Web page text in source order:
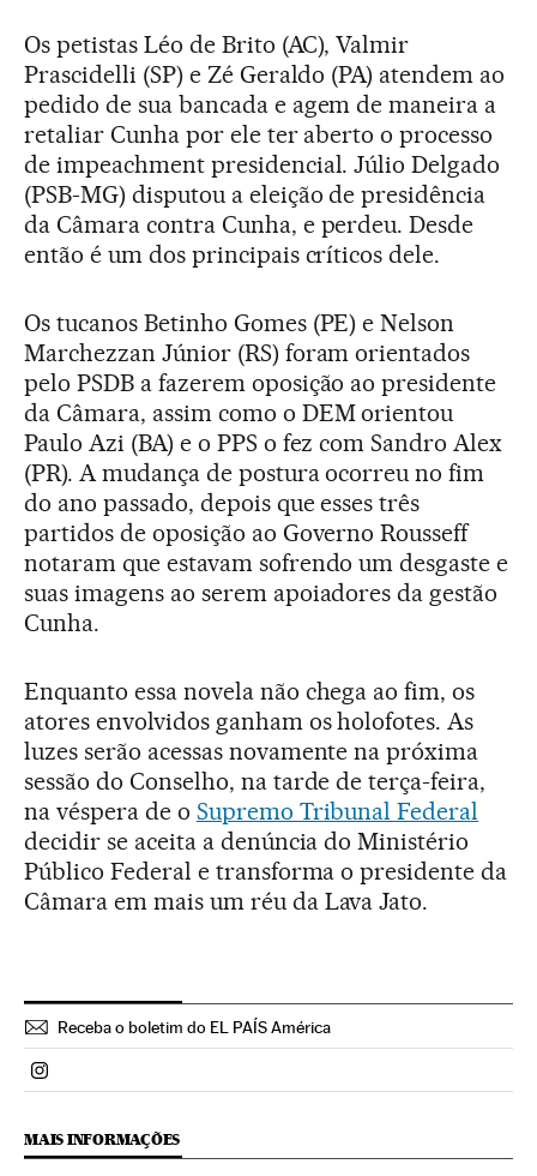
Os petistas Léo de Brito (AC), Valmir
Prascidelli (SP) e Zé Geraldo (PA) atendem ao
pedido de sua bancada e agem de maneira a
retaliar Cunha por ele ter aberto o processo
de impeachment presidencial. Júlio Delgado
(PSB-MG) disputou a eleição de presidência
da Câmara contra Cunha, e perdeu. Desde
então é um dos principais críticos dele.
Os tucanos Betinho Gomes (PE) e Nelson
Marchezzan Júnior (RS) foram orientados
pelo PSDB a fazerem oposição ao presidente
da Câmara, assim como o DEM orientou
Paulo Azi (BA) e o PPS o fez com Sandro Alex
(PR). A mudança de postura ocorreu no fim
do ano passado, depois que esses três
partidos de oposição ao Governo Rousseff
notaram que estavam sofrendo um desgaste e
suas imagens ao serem apoiadores da gestão
Cunha.
Enquanto essa novela não chega ao fim, os
atores envolvidos ganham os holofotes. As
luzes serão acessas novamente na próxima
sessão do Conselho, na tarde de terça-feira,
na véspera de o Supremo Tribunal Federal
decidir se aceita a denúncia do Ministério
Público Federal e transforma o presidente da
Câmara em mais um réu da Lava Jato.
Receba o boletim do EL PAÍS América
Politica El País Brasil en Instagram
MAIS INFORMAÇÕES